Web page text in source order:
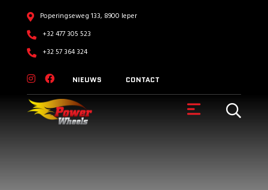
Poperingseweg 133, 8900 Ieper
+32 477 305 523
+32 57 364 324
NIEUWS CONTACT